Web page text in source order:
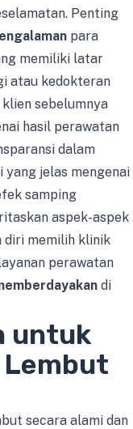
Penting
para
memiliki latar
atau kedokteran
sebelumnya
hasil perawatan
dalam
yang jelas mengenai
samping
aspek-aspek
diri memilih klinik
perawatan
di
untuk
Lembut
secara alami dan